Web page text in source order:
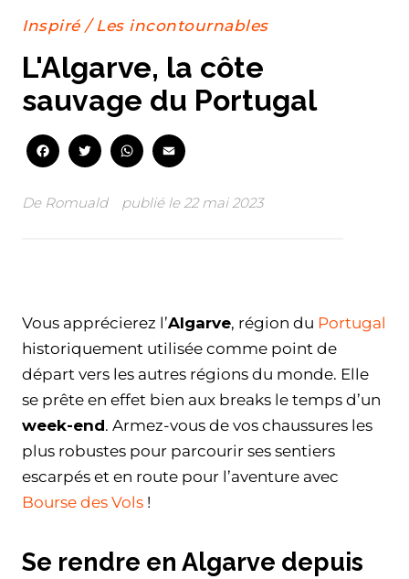
Inspiré/ Les incontournables
L'Algarve, la côte
sauvage du Portugal
FacebookTwitterWhatsApp
De Romuald publié le 22 mai 2023
Vous apprécierez l’Algarve, région du Portugal
historiquement utilisée comme point de
départ vers les autres régions du monde. Elle
se prête en effet bien aux breaks le temps d’un
week-end. Armez-vous de vos chaussures les
plus robustes pour parcourir ses sentiers
escarpés et en route pour l’aventure avec
Bourse des Vols !
Se rendre en Algarve depuis